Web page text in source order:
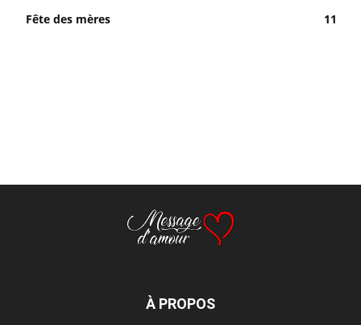
Fête des mères
11
À PROPOS